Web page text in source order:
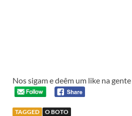
Nos sigam e deêm um like na
TAGGED O BOTO